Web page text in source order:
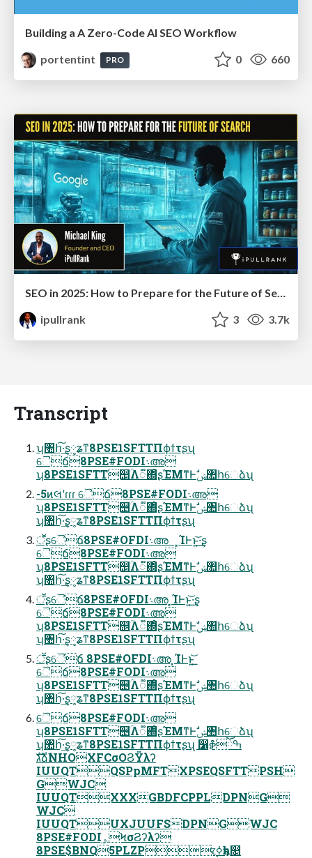
Building a A Zero-Code AI SEO Workflow
portentint
PRO 0 660
SEO in 2025: How to Prepare for the Future of Search
ipullrank
3 3.7k
Transcript
ʮ঺հ͠·͢ʂ༷ʑͳ8PSE1SFTTΠϕϯτʂʯ
ୈճ8PSE#FODI܈അ
ʮ8PSE1SFTT஥ؒΛ૿΍ͦ͏ʂΈΜͳͰࣗݾ঺հେձʯ
-5ͷલʹɾɾɾ ୈճ8PSE#FODI܈അ
ʮ8PSE1SFTT஥ؒΛ૿΍ͦ͏ʂΈΜͳͰࣗݾ঺հେձʯ
ʮ঺հ͠·͢ʂ༷ʑͳ8PSE1SFTTΠϕϯτʂʯ
ॕʂୈճ8PSE#OFDI܈അ ͓ΊͰͱ͏͍͟͝·͢ʂ
ୈճ8PSE#FODI܈അ
ʮ8PSE1SFTT஥ؒΛ૿΍ͦ͏ʂΈΜͳͰࣗݾ঺հେձʯ
ʮ঺հ͠·͢ʂ༷ʑͳ8PSE1SFTTΠϕϯτʂʯ
ॕʂୈճ8PSE#OFDI܈അ ͓ΊͰͱ͏͍͟͝·͢ʂ
ୈճ8PSE#FODI܈അ
ʮ8PSE1SFTT஥ؒΛ૿΍ͦ͏ʂΈΜͳͰࣗݾ঺հେձʯ
ʮ঺հ͠·͢ʂ༷ʑͳ8PSE1SFTTΠϕϯτʂʯ
ॕʂୈճ 8PSE#OFDI܈അ ͓ΊͰͱ͏͍͟͝
ୈճ8PSE#FODI܈അ
ʮ8PSE1SFTT஥ؒΛ૿΍ͦ͏ʂΈΜͳͰࣗݾ঺հେձʯ
ʮ঺հ͠·͢ʂ༷ʑͳ8PSE1SFTTΠϕϯτʂʯ
ୈճ8PSE#FODI܈അ
ʮ8PSE1SFTT஥ؒΛ૿΍ͦ͏ʂΈΜͳͰࣗݾ঺հେձʯ
ʮ঺հ͠·͢ʂ༷ʑͳ8PSE1SFTTΠϕϯτʂʯ ෱ቇོߒ
גࣜձࣾNHOXFCσΟϨΫλʔ
IUUQTQSPpMFTXPSEQSFTTPSH
GWJC
IUUQTXXXGBDFCPPLDPNG
WJC
IUUQTUXJUUFSDPNGWJC
8PSE#FODI࡛ۄϞσϨʔλʔ
8PSE$BNQ5PLZP෭࣮ߦҕһ௕